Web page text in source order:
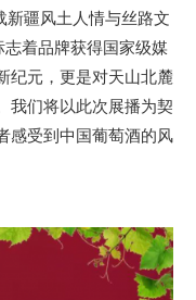
新疆风土人情与丝路文
着品牌获得国家级媒
纪元，更是对天山北麓
我们将以此次展播为契
感受到中国葡萄酒的风